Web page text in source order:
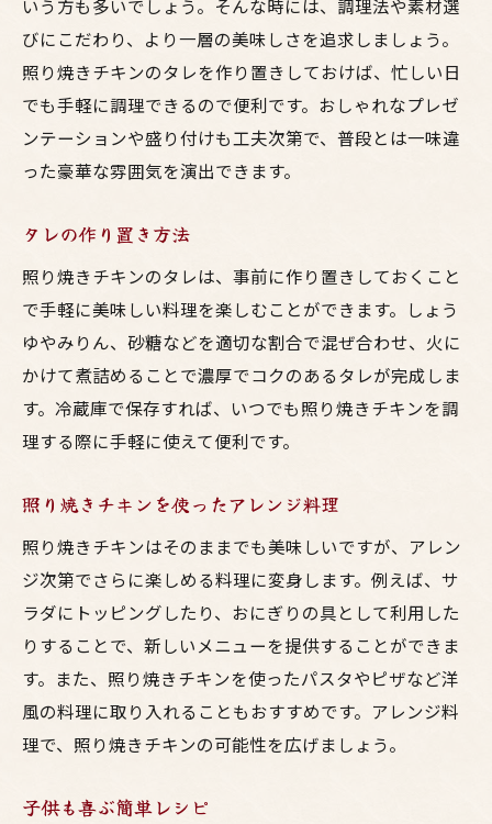
いう方も多いでしょう。そんな時には、調理法や素材選
びにこだわり、より一層の美味しさを追求しましょう。
照り焼きチキンのタレを作り置きしておけば、忙しい日
でも手軽に調理できるので便利です。おしゃれなプレゼ
ンテーションや盛り付けも工夫次第で、普段とは一味違
った豪華な雰囲気を演出できます。
タレの作り置き方法
照り焼きチキンのタレは、事前に作り置きしておくこと
で手軽に美味しい料理を楽しむことができます。しょう
ゆやみりん、砂糖などを適切な割合で混ぜ合わせ、火に
かけて煮詰めることで濃厚でコクのあるタレが完成しま
す。冷蔵庫で保存すれば、いつでも照り焼きチキンを調
理する際に手軽に使えて便利です。
照り焼きチキンを使ったアレンジ料理
照り焼きチキンはそのままでも美味しいですが、アレン
ジ次第でさらに楽しめる料理に変身します。例えば、サ
ラダにトッピングしたり、おにぎりの具として利用した
りすることで、新しいメニューを提供することができま
す。また、照り焼きチキンを使ったパスタやピザなど洋
風の料理に取り入れることもおすすめです。アレンジ料
理で、照り焼きチキンの可能性を広げましょう。
子供も喜ぶ簡単レシピ